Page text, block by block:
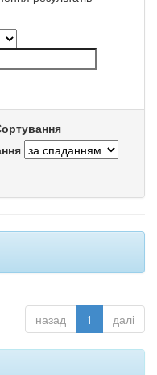
назад 1 далі